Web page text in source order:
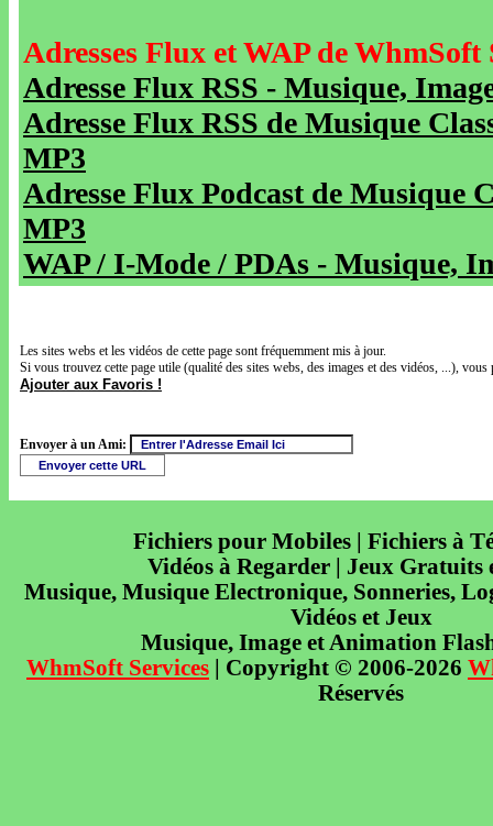
Adresses Flux et WAP de WhmSoft
Adresse Flux RSS - Musique,
Adresse Flux RSS de Musique
MP3
Adresse Flux Podcast de Musique
MP3
WAP / I-Mode / PDAs - Musique,
Les sites webs et les vidéos de cette page sont fréquemment mis à jour.
Si vous trouvez cette page utile (qualité des sites webs, des images et des vidéos, ...),
Ajouter aux Favoris !
Envoyer à un Ami:
Fichiers pour Mobiles | Fichiers à
Vidéos à Regarder | Jeux Gratuits
Musique, Musique Electronique, Sonneries,
Vidéos et Jeux
Musique, Image et Animation
WhmSoft Services | Copyright © 2006-2026
Réservés